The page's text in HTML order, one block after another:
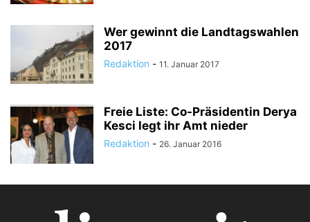
Wer gewinnt die Landtagswahlen
2017
Redaktion - 11. Januar 2017
Freie Liste: Co-Präsidentin Derya
Kesci legt ihr Amt nieder
Redaktion - 26. Januar 2016